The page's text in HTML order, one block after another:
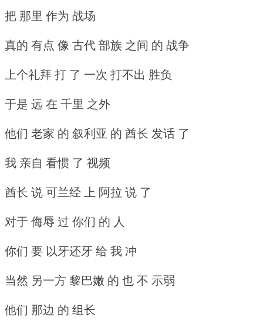
把 那里 作为 战场
真的 有点 像 古代 部族 之间 的 战争
上个礼拜 打 了 一次 打不出 胜负
于是 远 在 千里 之外
他们 老家 的 叙利亚 的 酋长 发话 了
我 亲自 看惯 了 视频
酋长 说 可兰经 上 阿拉 说 了
对于 侮辱 过 你们 的 人
你们 要 以牙还牙 给 我 冲
当然 另一方 黎巴嫩 的 也 不 示弱
他们 那边 的 组长